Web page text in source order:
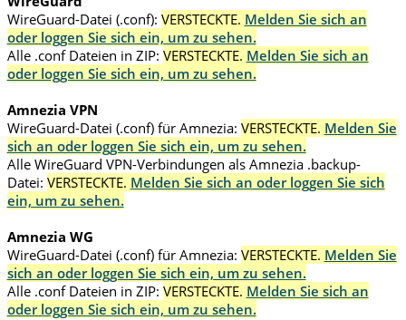
WireGuard-Datei (.conf): VERSTECKTE. Melden Sie sich an
oder loggen Sie sich ein, um zu sehen.
Alle .conf Dateien in ZIP: VERSTECKTE. Melden Sie sich an
oder loggen Sie sich ein, um zu sehen.
Amnezia VPN
WireGuard-Datei (.conf) für Amnezia: VERSTECKTE. Melden Sie
sich an oder loggen Sie sich ein, um zu sehen.
Alle WireGuard VPN-Verbindungen als Amnezia .backup-
Datei: VERSTECKTE. Melden Sie sich an oder loggen Sie sich
ein, um zu sehen.
Amnezia WG
WireGuard-Datei (.conf) für Amnezia: VERSTECKTE. Melden Sie
sich an oder loggen Sie sich ein, um zu sehen.
Alle .conf Dateien in ZIP: VERSTECKTE. Melden Sie sich an
oder loggen Sie sich ein, um zu sehen.